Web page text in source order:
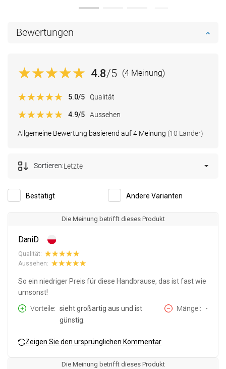
Bewertungen
4.8/5 (4 Meinung)
Allgemeine Bewertung basierend auf 4 Meinung (10 Länder)
5.0/5 Qualität
4.9/5 Aussehen
Bestätigt Andere Varianten
Sortieren:Letzte
Die Meinung betrifft dieses Produkt
DaniD
Qualität:
Aussehen:
So ein niedriger Preis für diese Handbrause, das ist fast wie
umsonst!
Vorteile
sieht großartig aus und ist
günstig.
Mängel -
Zeigen Sie den ursprünglichen Kommentar
Die Meinung betrifft dieses Produkt